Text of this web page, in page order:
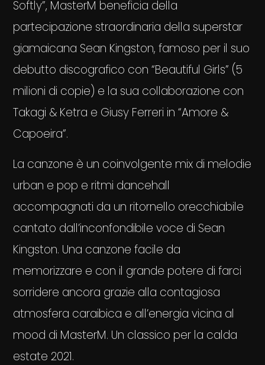
Softly”, MasterM beneficia della
partecipazione straordinaria della superstar
giamaicana Sean Kingston, famoso per il suo
debutto discografico con “Beautiful Girls” (5
milioni di copie) e la sua collaborazione con
Takagi & Ketra e Giusy Ferreri in “Amore &
Capoeira”.
La canzone è un coinvolgente mix di melodie
urban e pop e ritmi dancehall
accompagnati da un ritornello orecchiabile
cantato dall’inconfondibile voce di Sean
Kingston. Una canzone facile da
memorizzare e con il grande potere di farci
sorridere ancora grazie alla contagiosa
atmosfera caraibica e all’energia vicina al
mood di MasterM. Un classico per la calda
estate 2021.